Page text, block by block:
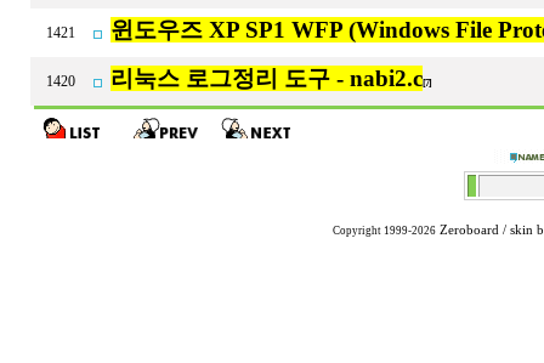
1421 윈도우즈 XP SP1 WFP (Windows File
1420 리눅스 로그정리 도구 - nabi2.c[7]
Copyright 1999-2026 Zeroboard / skin